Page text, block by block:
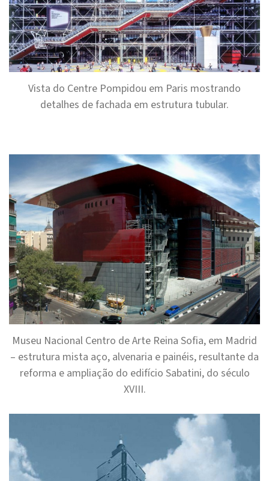
Vista do Centre Pompidou em Paris mostrando
detalhes de fachada em estrutura tubular.
Museu Nacional Centro de Arte Reina Sofia, em Madrid
– estrutura mista aço, alvenaria e painéis, resultante da
reforma e ampliação do edifício Sabatini, do século
XVIII.